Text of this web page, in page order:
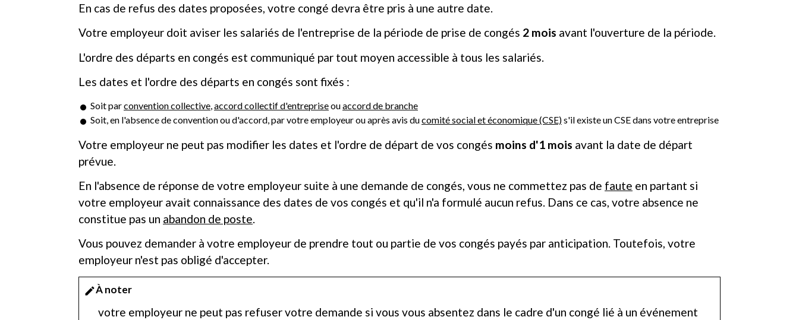
En cas de refus des dates proposées, votre congé devra être pris à une autre date.
Votre employeur doit aviser les salariés de l'entreprise de la période de prise de congés 2 mois avant l'ouverture de la période.
L'ordre des départs en congés est communiqué par tout moyen accessible à tous les salariés.
Les dates et l'ordre des départs en congés sont fixés :
Soit parconvention collective accord collectif d'entrepriseouaccord de branche
Soit, en l'absence de convention ou d'accord, par votre employeur ou après avis ducomité social et économique (CSE)s'il existe un CSE dans votre entreprise
Votre employeur ne peut pas modifier les dates et l'ordre de départ de vos congés moins d'1 mois avant la date de départ
prévue.
En l'absence de réponse de votre employeur suite à une demande de congés, vous ne commettez pas de faute en partant si
votre employeur avait connaissance des dates de vos congés et qu'il n'a formulé aucun refus. Dans ce cas, votre absence ne
constitue pas un abandon de poste.
Vous pouvez demander à votre employeur de prendre tout ou partie de vos congés payés par anticipation. Toutefois, votre
employeur n'est pas obligé d'accepter.
editÀ noter
votre employeur ne peut pas refuser votre demande si vous vous absentez dans le cadre d'un congé lié à un événement